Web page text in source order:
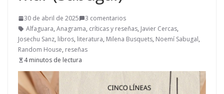
30 de abril de 2025
3 comentarios
Alfaguara, Anagrama, críticas y reseñas, Javier Cercas,
Josechu Sanz, libros, literatura, Milena Busquets, Noemí Sabugal,
Random House, reseñas
4 minutos de lectura